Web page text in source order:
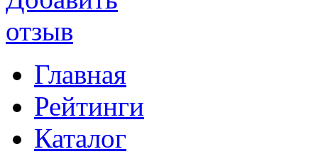
Главная
Рейтинги
Каталог